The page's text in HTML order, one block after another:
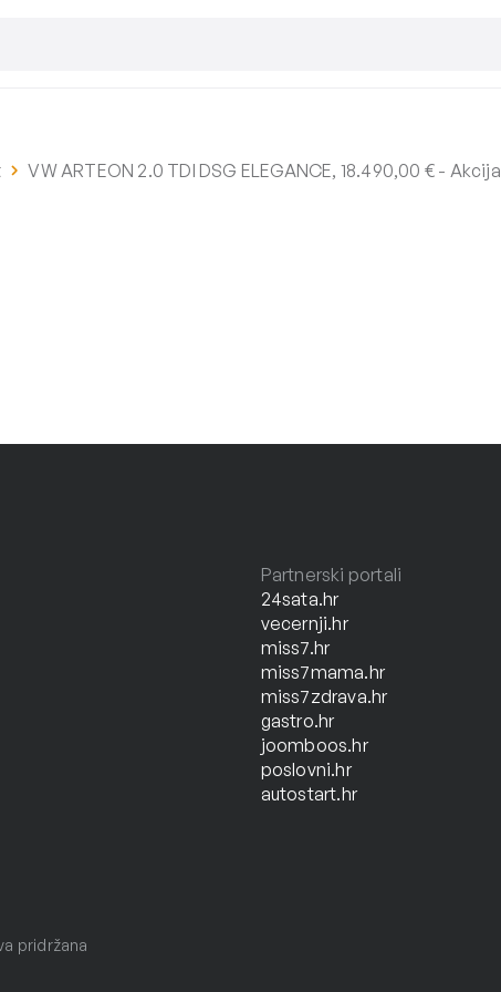
VW ARTEON 2.0 TDI DSG ELEGANCE, 18.490,00 € - Akcija
pridržana
Partnerski portali
24sata.hr
vecernji.hr
miss7.hr
miss7mama.hr
miss7zdrava.hr
gastro.hr
joomboos.hr
poslovni.hr
autostart.hr